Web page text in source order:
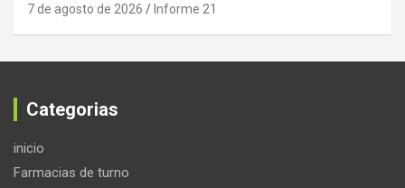
7 de agosto de 2026 Informe 21
Categorias
inicio
Farmacias de turno